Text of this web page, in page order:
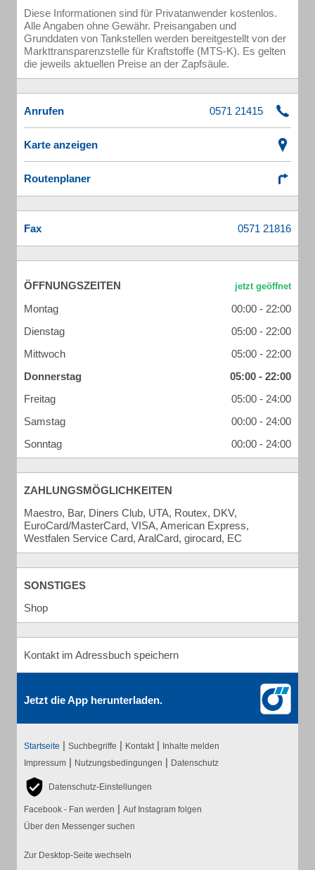
Diese Informationen sind für Privatanwender kostenlos.
Alle Angaben ohne Gewähr. Preisangaben und
Grunddaten von Tankstellen werden bereitgestellt von der
Markttransparenzstelle für Kraftstoffe (MTS-K). Es gelten
die jeweils aktuellen Preise an der Zapfsäule.
Anrufen
Karte anzeigen
Routenplaner
Fax
ÖFFNUNGSZEITEN
Montag
00:00 - 22:00
Dienstag
05:00 - 22:00
Mittwoch
05:00 - 22:00
Donnerstag
05:00 - 22:00
Freitag
05:00 - 24:00
Samstag
00:00 - 24:00
Sonntag
00:00 - 24:00
ZAHLUNGSMÖGLICHKEITEN
Maestro, Bar, Diners Club, UTA, Routex, DKV,
EuroCard/MasterCard, VISA, American Express,
Westfalen Service Card, AralCard, girocard, EC
SONSTIGES
Shop
Kontakt im Adressbuch speichern
Jetzt die App herunterladen.
Startseite | Suchbegriffe | Kontakt | Inhalte melden
Impressum | Nutzungsbedingungen | Datenschutz
Datenschutz-Einstellungen
Facebook - Fan werden | Auf Instagram folgen
Über den Messenger suchen
Zur Desktop-Seite wechseln